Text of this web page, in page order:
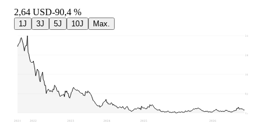
2,64 USD-90,4 %
1J 3J 5J 10J Max.
1,44
9,03
16,62
24,22
31,81
2021 2022 2023 2024 2025 2026